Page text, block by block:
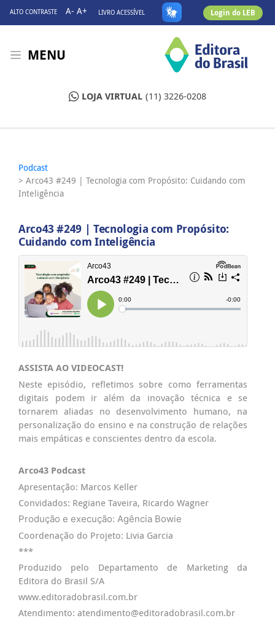
ALTO CONTRASTE A- A+ LIVRO ACESSÍVEL Login do LEB
MENU
LOJA VIRTUAL (11) 3226-0208
Podcast
> Arco43 #249 | Tecnologia com Propósito: Cuidando com
Inteligência
Arco43 #249 | Tecnologia com Propósito:
Cuidando com Inteligência
ASSISTA AO VIDEOCAST!
Neste episódio, refletimos sobre como ferramentas
digitais podem ir além da inovação técnica e se
tornarem aliadas no desenvolvimento humano, na
personalização do ensino e na construção de relações
mais empáticas e conscientes dentro da escola.
Arco43 Podcast
Apresentação: Marcos Keller
Convidados: Regiane Taveira, Ricardo Wagner
Produção e execução: Agência Bowie
Coordenação do Projeto: Livia Garcia
***
Produzido pelo Departamento de Marketing da
Editora do Brasil S/A
www.editoradobrasil.com.br
Atendimento: atendimento@editoradobrasil.com.br